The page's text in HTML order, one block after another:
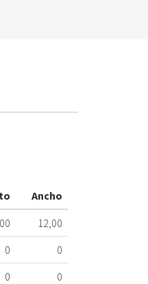
Ancho
12,00
0
0
0
0